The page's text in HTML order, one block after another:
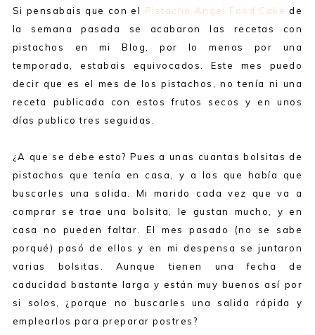
Si pensabais que con el Pistacho Angel Food Cake de
la semana pasada se acabaron las recetas con
pistachos en mi Blog, por lo menos por una
temporada, estabais equivocados. Este mes puedo
decir que es el mes de los pistachos, no tenía ni una
receta publicada con estos frutos secos y en unos
días publico tres seguidas.
¿A que se debe esto? Pues a unas cuantas bolsitas de
pistachos que tenía en casa, y a las que había que
buscarles una salida. Mi marido cada vez que va a
comprar se trae una bolsita, le gustan mucho, y en
casa no pueden faltar. El mes pasado (no se sabe
porqué) pasó de ellos y en mi despensa se juntaron
varias bolsitas. Aunque tienen una fecha de
caducidad bastante larga y están muy buenos así por
si solos, ¿porque no buscarles una salida rápida y
emplearlos para preparar postres?